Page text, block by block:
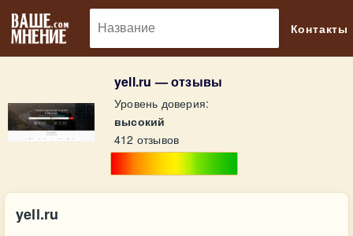
Контакты
yell.ru — отзывы
Уровень доверия:
высокий
412 отзывов
yell.ru